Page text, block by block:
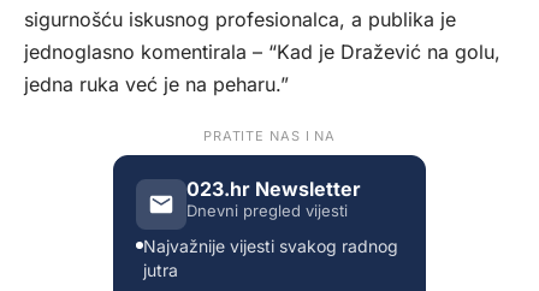
sigurnošću iskusnog profesionalca, a publika je
jednoglasno komentirala – “Kad je Dražević na golu,
jedna ruka već je na peharu.”
PRATITE NAS I NA
023.hr Newsletter
Dnevni pregled vijesti
Najvažnije vijesti svakog radnog
jutra